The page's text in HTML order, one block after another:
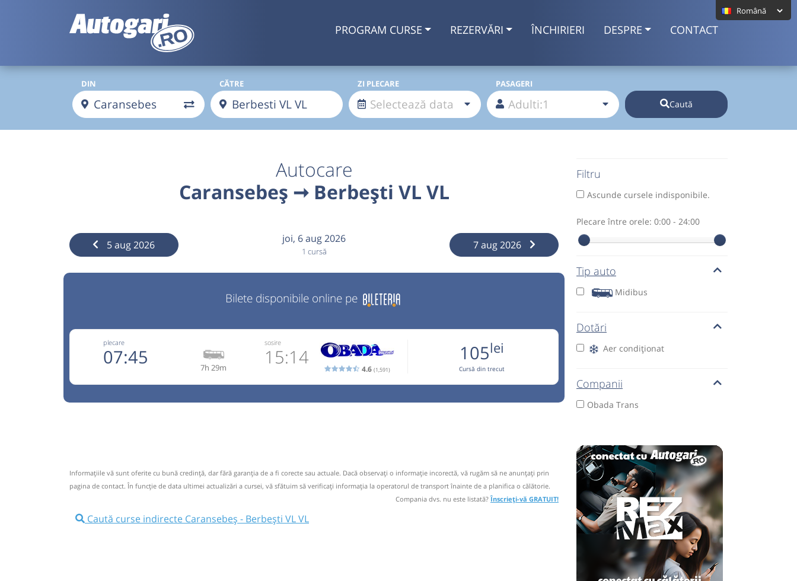
PROGRAM CURSE REZERVĂRI ÎNCHIRIERI DESPRE CONTACT
DIN CĂTRE ZI PLECARE PASAGERI
Caută
Filtru
Ascunde cursele indisponibile.
Plecare între orele: 0:00 - 24:00
Tip auto
Midibus
Dotări
Aer condiționat
Companii
Obada Trans
Autocare
Caransebeș ➞ Berbești VL VL
5 aug 2026 joi, 6 aug 2026
1 cursă 7 aug 2026
Bilete disponibile online pe
plecare
07:45 7h 29m
sosire
15:14
4.6 (1,591)
105lei
Cursă din trecut
Obada Trans
ore inainte de imbarcare. Program : L-V : 08:00 - 16:00
Nu a circulat?Semnalați aici (17 comentarii)
Informaţiile vă sunt oferite cu bună credinţă, dar fără garanţia de a fi corecte sau actuale. Dacă observați o informaţie incorectă, vă rugăm să ne anunțați prin
pagina de contact. În funcție de data ultimei actualizări a cursei, vă sfătuim să verificaţi informaţia la operatorul de transport înainte de a planifica o călătorie.
Compania dvs. nu este listată?Înscrieți-vă GRATUIT!
Caută curse indirecte Caransebeș - Berbești VL VL